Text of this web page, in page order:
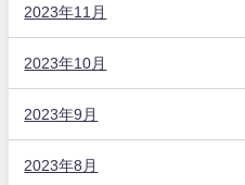
2023年11月
2023年10月
2023年9月
2023年8月